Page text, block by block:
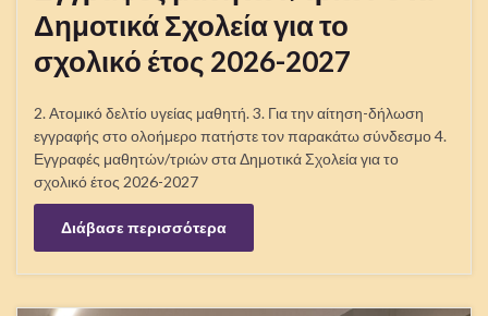
Δημοτικά Σχολεία για το
σχολικό έτος 2026-2027
2. Ατομικό δελτίο υγείας μαθητή. 3. Για την αίτηση-δήλωση
εγγραφής στο ολοήμερο πατήστε τον παρακάτω σύνδεσμο 4.
Εγγραφές μαθητών/τριών στα Δημοτικά Σχολεία για το
σχολικό έτος 2026-2027
Διάβασε περισσότερα